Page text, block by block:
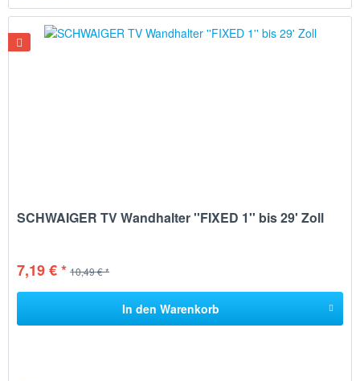
SCHWAIGER TV Wandhalter ''FIXED 1'' bis 29' Zoll
7,19 € * 10,49 € *
In den Warenkorb